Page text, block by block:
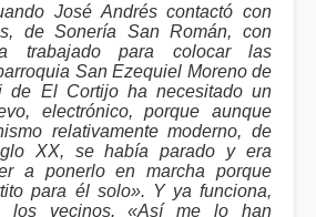
José Andrés contactó con
de Sonería San Román, con
trabajado para colocar las
San Ezequiel Moreno de
de El Cortijo ha necesitado un
electrónico, porque aunque
relativamente moderno, de
XX, se había parado y era
a ponerlo en marcha porque
para él solo». Y ya funciona,
los vecinos. «Así me lo han